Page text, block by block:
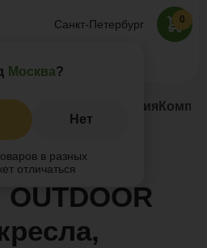
Санкт-Петербург
Москва?
Нет
в разных
отличаться
Заказать звонок
0
мебель из алюминия